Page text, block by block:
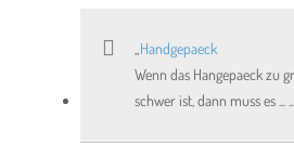
Handgepaeck
Wenn das Hangepaeck zu
schwer ist, dann muss es ... ...